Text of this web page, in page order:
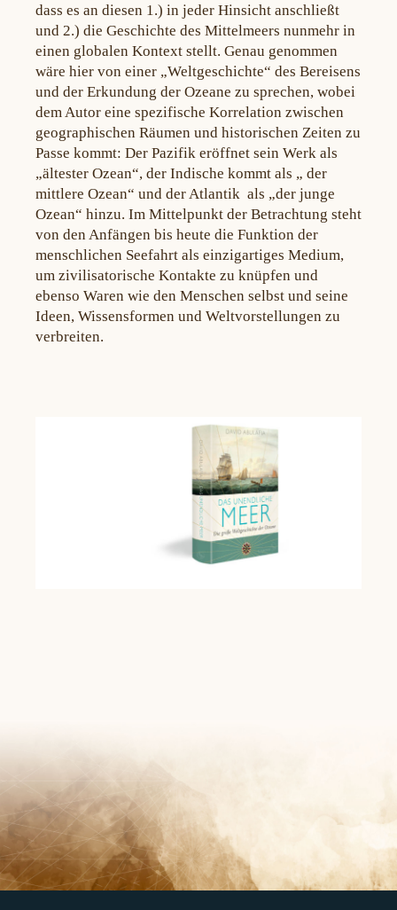
dass es an diesen 1.) in jeder Hinsicht anschließt
und 2.) die Geschichte des Mittelmeers nunmehr in
einen globalen Kontext stellt. Genau genommen
wäre hier von einer „Weltgeschichte“ des Bereisens
und der Erkundung der Ozeane zu sprechen, wobei
dem Autor eine spezifische Korrelation zwischen
geographischen Räumen und historischen Zeiten zu
Passe kommt: Der Pazifik eröffnet sein Werk als
„ältester Ozean“, der Indische kommt als „ der
mittlere Ozean“ und der Atlantik als „der junge
Ozean“ hinzu. Im Mittelpunkt der Betrachtung steht
von den Anfängen bis heute die Funktion der
menschlichen Seefahrt als einzigartiges Medium,
um zivilisatorische Kontakte zu knüpfen und
ebenso Waren wie den Menschen selbst und seine
Ideen, Wissensformen und Weltvorstellungen zu
verbreiten.